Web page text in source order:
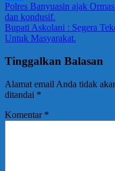
Share
Navigasi
pos
Polres Banyuasin ajak
dan kondusif.
Bupati Askolani : Segera
Untuk Masyarakat.
Tinggalkan Balasan
Alamat email Anda tidak
ditandai *
Komentar *